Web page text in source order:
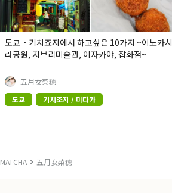
MATCHA 五月女菜穂
도쿄・키치죠지에서 하고싶은 10가지 ~이노카시
라공원, 지브리미술관, 이자카야, 잡화점~
五月女菜穂
도쿄
기치조지 / 미타카